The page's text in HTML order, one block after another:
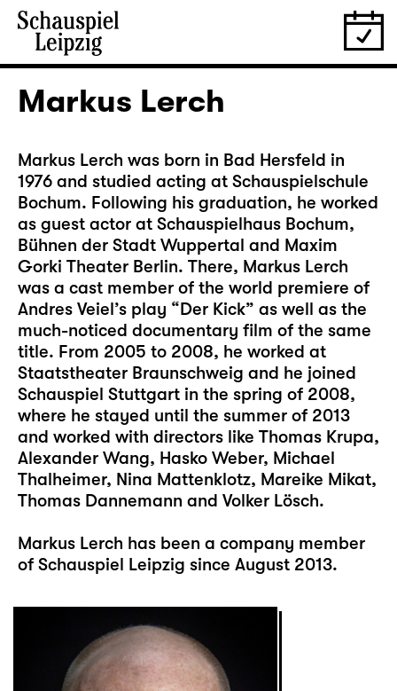
Markus Lerch
Markus Lerch was born in Bad Hersfeld in
1976 and studied acting at Schauspielschule
Bochum. Following his graduation, he worked
as guest actor at Schauspielhaus Bochum,
Bühnen der Stadt Wuppertal and Maxim
Gorki Theater Berlin. There, Markus Lerch
was a cast member of the world premiere of
Andres Veiel’s play “Der Kick” as well as the
much-noticed documentary film of the same
title. From 2005 to 2008, he worked at
Staatstheater Braunschweig and he joined
Schauspiel Stuttgart in the spring of 2008,
where he stayed until the summer of 2013
and worked with directors like Thomas Krupa,
Alexander Wang, Hasko Weber, Michael
Thalheimer, Nina Mattenklotz, Mareike Mikat,
Thomas Dannemann and Volker Lösch.
Markus Lerch has been a company member
of Schauspiel Leipzig since August 2013.